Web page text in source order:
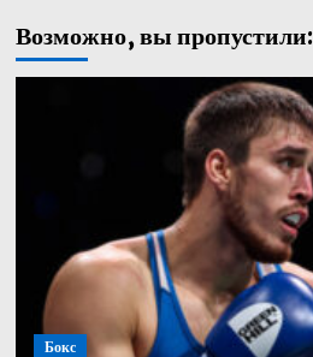
Возможно, вы пропустили:
Бокс